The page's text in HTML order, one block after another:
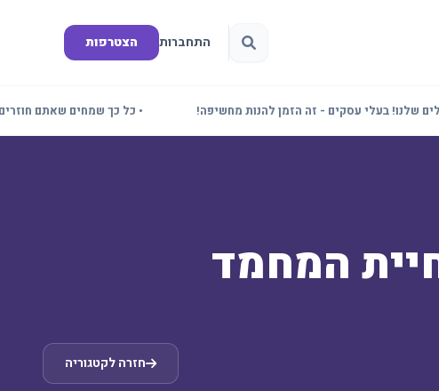
התחברות הצטרפות
בעלי עסקים - זה הזמן להנות מחשיפה! • כל כך שמחים שאתם חוזרים!
המחמד
חזרה לקטגוריה